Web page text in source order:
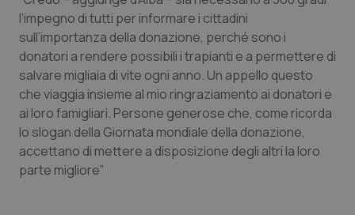
Sicilia
Toscana
Umbria
Valle D’Aosta
Neuroscienze & patologie neurodegenerative
Obesità
Oftalmologia
Oncodermatologia
l’impegno di tutti per informare i cittadini
sull’importanza della donazione, perché sono i
donatori a rendere possibili i trapianti e a permettere di
salvare migliaia di vite ogni anno. Un appello questo
che viaggia insieme al mio ringraziamento ai donatori e
ai loro famigliari. Persone generose che, come ricorda
lo slogan della Giornata mondiale della donazione,
accettano di mettere a disposizione degli altri la loro
parte migliore”